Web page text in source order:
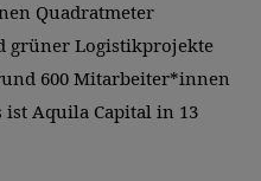
Quadratmeter
grüner Logistikprojekte
600 Mitarbeiter*innen
ist Aquila Capital in 13